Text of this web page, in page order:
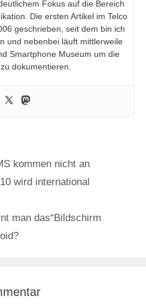
Fokus auf die Bereich
Die ersten Artikel im Telco
geschrieben, seit dem bin ich
und nebenbei läuft mittlerweile
Smartphone Museum um die
dokumentieren.
kommen nicht an
wird international
man das“Bildschirm